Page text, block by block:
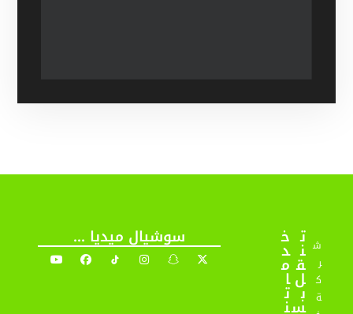
ش
ر
ك
ة
ت
ن
ق
ل
ب
س
خ
د
م
ا
ت
ن
سوشيال ميديا ...